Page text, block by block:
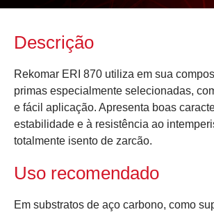
Descrição
Rekomar ERI 870 utiliza em sua
primas especialmente selecionadas,
e fácil aplicação. Apresenta boas
estabilidade e à resistência ao
totalmente isento de zarcão.
Uso recomendado
Em substratos de aço carbono, como